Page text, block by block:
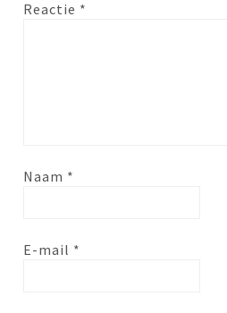
Reactie *
Naam *
E-mail *